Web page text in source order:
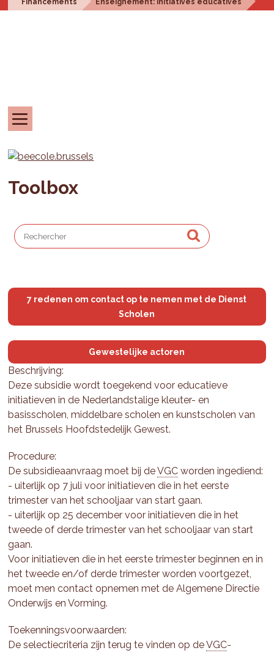
Financements Enseignement: initiatives éducatives
Toolbox
7 redenen om contact op te nemen met de Dienst
Scholen
Gewestelijke actoren
Beschrijving:
Deze subsidie wordt toegekend voor educatieve
initiatieven in de Nederlandstalige kleuter- en
basisscholen, middelbare scholen en kunstscholen van
het Brussels Hoofdstedelijk Gewest.
Procedure:
De subsidieaanvraag moet bij deVGC worden ingediend:
- uiterlijk op 7 juli voor initiatieven die in het eerste
trimester van het schooljaar van start gaan.
- uiterlijk op 25 december voor initiatieven die in het
tweede of derde trimester van het schooljaar van start
gaan.
Voor initiatieven die in het eerste trimester beginnen en in
het tweede en/of derde trimester worden voortgezet,
moet men contact opnemen met de Algemene Directie
Onderwijs en Vorming.
Toekenningsvoorwaarden:
De selectiecriteria zijn terug te vinden op deVGC-